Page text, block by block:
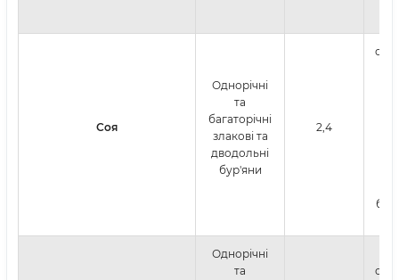
Соя
Однорічні
та
багаторічні
злакові та
дводольні
бур'яни
2,4
Однорічні
та